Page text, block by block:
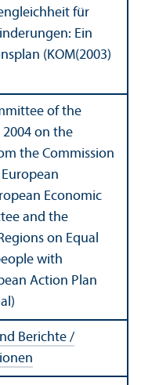
für
Ein
(KOM(2003)
of the
2004 on the
the Commission
Economic
and the
on Equal
with
Action Plan
Berichte /